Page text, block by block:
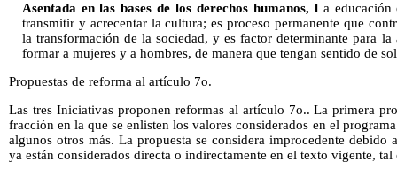
Asentada en las bases de los derechos humanos, la educación
transmitir y acrecentar la cultura; es proceso permanente que
la transformación de la sociedad, y es factor determinante para
formar a mujeres y a hombres, de manera que tengan sentido de
Propuestas de reforma al artículo 7o.
Las tres Iniciativas proponen reformas al artículo 7o.. La primera
fracción en la que se enlisten los valores considerados en el
algunos otros más. La propuesta se considera improcedente debido
ya están considerados directa o indirectamente en el texto vigente,